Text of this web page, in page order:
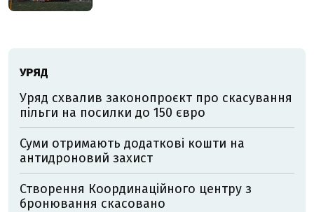
УРЯД
Уряд схвалив законопроєкт про скасування
пільги на посилки до 150 євро
Суми отримають додаткові кошти на
антидроновий захист
Створення Координаційного центру з
бронювання скасовано